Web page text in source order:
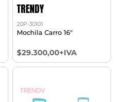
TRENDY
20P-30101
Mochila Carro 16"
$29.300,00+IVA